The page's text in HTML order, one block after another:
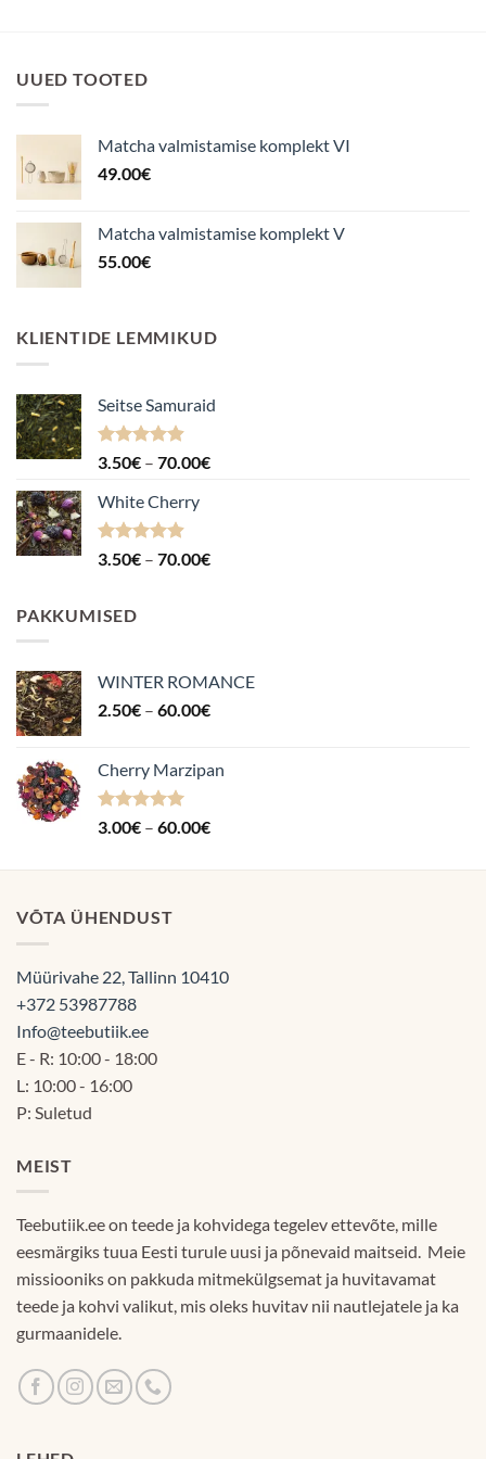
UUED TOOTED
Matcha valmistamise komplekt VI
49.00€
Matcha valmistamise komplekt V
55.00€
KLIENTIDE LEMMIKUD
Seitse Samuraid
Hinnanguga
3.50€ – 70.00€Hinnavahemik:
White Cherry
Hinnanguga
3.50€ – 70.00€Hinnavahemik:
PAKKUMISED
WINTER ROMANCE
2.50€ – 60.00€Hinnavahemik:
60.00€
Cherry Marzipan
Hinnanguga
3.00€ – 60.00€Hinnavahemik:
kuni
VÕTA ÜHENDUST
Müürivahe 22, Tallinn 10410
+372 53987788
Info@teebutiik.ee
E - R: 10:00 - 18:00
L: 10:00 - 16:00
P: Suletud
MEIST
Teebutiik.ee on teede ja kohvidega tegelev ettevõte, mille
eesmärgiks tuua Eesti turule uusi ja põnevaid maitseid. Meie
missiooniks on pakkuda mitmekülgsemat ja huvitavamat
teede ja kohvi valikut, mis oleks huvitav nii nautlejatele ja ka
gurmaanidele.